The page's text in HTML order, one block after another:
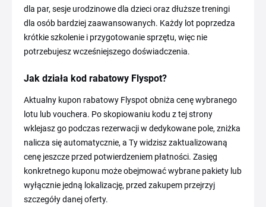
dla par, sesje urodzinowe dla dzieci oraz dłuższe treningi
dla osób bardziej zaawansowanych. Każdy lot poprzedza
krótkie szkolenie i przygotowanie sprzętu, więc nie
potrzebujesz wcześniejszego doświadczenia.
Jak działa kod rabatowy Flyspot?
Aktualny kupon rabatowy Flyspot obniża cenę wybranego
lotu lub vouchera. Po skopiowaniu kodu z tej strony
wklejasz go podczas rezerwacji w dedykowane pole, zniżka
nalicza się automatycznie, a Ty widzisz zaktualizowaną
cenę jeszcze przed potwierdzeniem płatności. Zasięg
konkretnego kuponu może obejmować wybrane pakiety lub
wyłącznie jedną lokalizację, przed zakupem przejrzyj
szczegóły danej oferty.